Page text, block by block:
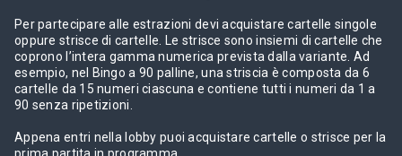
Per partecipare alle estrazioni devi acquistare cartelle singole
oppure strisce di cartelle. Le strisce sono insiemi di cartelle che
coprono l’intera gamma numerica prevista dalla variante. Ad
esempio, nel Bingo a 90 palline, una striscia è composta da 6
cartelle da 15 numeri ciascuna e contiene tutti i numeri da 1 a
90 senza ripetizioni.
Appena entri nella lobby puoi acquistare cartelle o strisce per la